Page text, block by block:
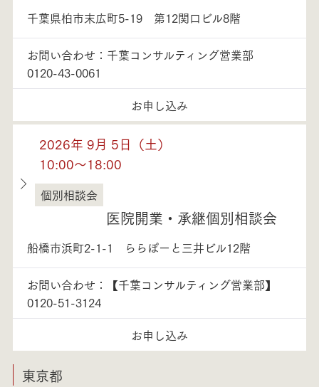
千葉県柏市末広町5-19 第12関口ビル8階
お問い合わせ：千葉コンサルティング営業部
0120-43-0061
お申し込み
2026年 9月 5日（土）
10:00～18:00
千葉県
個別相談会
医院開業・承継個別相談会
船橋市浜町2-1-1 ららぽーと三井ビル12階
お問い合わせ：【千葉コンサルティング営業部】
0120-51-3124
お申し込み
東京都